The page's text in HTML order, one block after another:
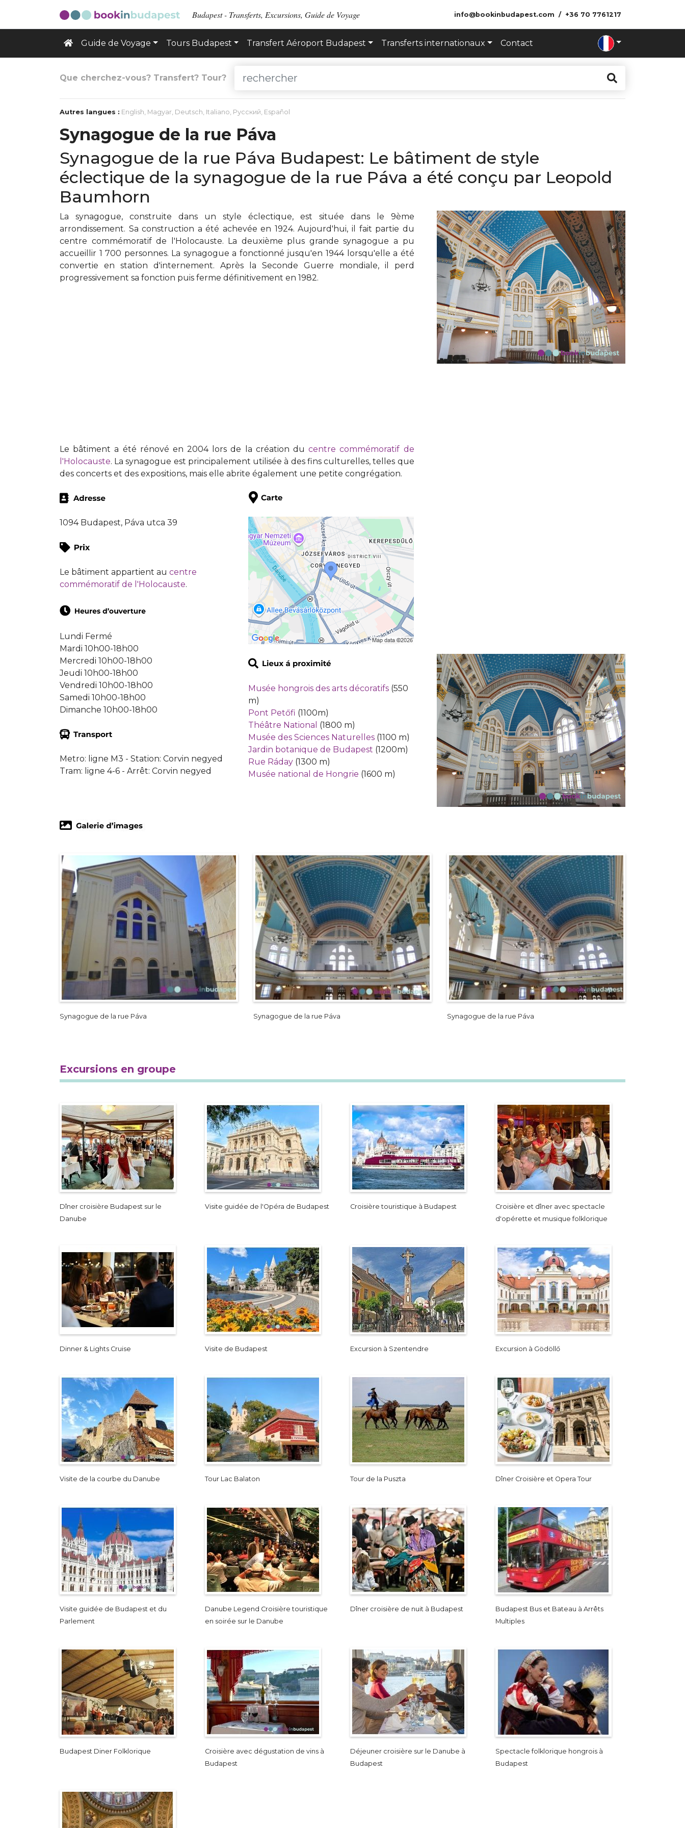
Budapest - Transferts, Excursions, Guide de Voyage info@bookinbudapest.com +36 70 7761217
Guide de Voyage Tours Budapest Transfert Aéroport Budapest Transferts internationaux Contact
Que cherchez-vous? Transfert? Tour?
Autres langues : English, Magyar, Deutsch, Italiano, Русский, Español
Synagogue de la rue Páva
Synagogue de la rue Páva Budapest: Le bâtiment de style
éclectique de la synagogue de la rue Páva a été conçu par Leopold
Baumhorn
La synagogue, construite dans un style éclectique, est située dans le 9ème
arrondissement. Sa construction a été achevée en 1924. Aujourd'hui, il fait partie du
centre commémoratif de l'Holocauste. La deuxième plus grande synagogue a pu
accueillir 1 700 personnes. La synagogue a fonctionné jusqu'en 1944 lorsqu'elle a été
convertie en station d'internement. Après la Seconde Guerre mondiale, il perd
progressivement sa fonction puis ferme définitivement en 1982.
Le bâtiment a été rénové en 2004 lors de la création ducentre commémoratif de
l'Holocauste. La synagogue est principalement utilisée à des fins culturelles, telles que
des concerts et des expositions, mais elle abrite également une petite congrégation.
1094 Budapest, Páva utca 39
Le bâtiment appartient au centre
commémoratif de l'Holocauste.
Lundi Fermé
Mardi 10h00-18h00
Mercredi 10h00-18h00
Jeudi 10h00-18h00
Vendredi 10h00-18h00
Samedi 10h00-18h00
Dimanche 10h00-18h00
Metro: ligne M3 - Station: Corvin negyed
Tram: ligne 4-6 - Arrêt: Corvin negyed
Musée hongrois des arts décoratifs (550
m)
Pont Petőfi (1100m)
Théâtre National (1800 m)
Musée des Sciences Naturelles (1100 m)
Jardin botanique de Budapest (1200m)
Rue Ráday (1300 m)
Musée national de Hongrie (1600 m)
Synagogue de la rue Páva Synagogue de la rue Páva Synagogue de la rue Páva
Excursions en groupe
Dîner croisière Budapest sur le
Danube
Visite guidée de l'Opéra de Budapest Croisière touristique à Budapest
Croisière et dîner avec spectacle
d'opérette et musique folklorique
Dinner & Lights Cruise Visite de Budapest Excursion à Szentendre Excursion à Gödöllő
Visite de la courbe du Danube Tour Lac Balaton Tour de la Puszta Dîner Croisière et Opera Tour
Visite guidée de Budapest et du
Parlement
Danube Legend Croisière touristique
en soirée sur le Danube
Dîner croisière de nuit à Budapest
Budapest Bus et Bateau à Arrêts
Multiples
Budapest Diner Folklorique
Croisière avec dégustation de vins à
Budapest
Déjeuner croisière sur le Danube à
Budapest
Spectacle folklorique hongrois à
Budapest